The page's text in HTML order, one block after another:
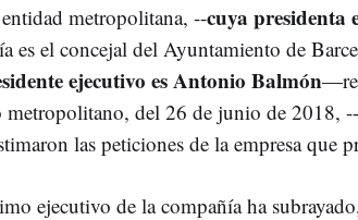
metropolitana, --cuya presidenta
es el concejal del Ayuntamiento de
ejecutivo es Antonio Balmón
metropolitano, del 26 de junio de 2018,
las peticiones de la empresa que
ejecutivo de la compañía ha